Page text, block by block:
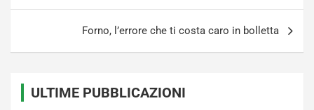
Forno, l’errore che ti costa caro in bolletta
ULTIME PUBBLICAZIONI